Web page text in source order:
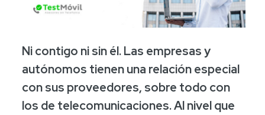
Ni contigo ni sin él. Las empresas y
autónomos tienen una relación especial
con sus proveedores, sobre todo con
los de telecomunicaciones. Al nivel que